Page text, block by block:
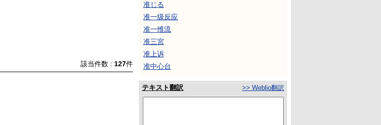
該当件数 : 127件
准じる
准一级反应
准一维流
准三宮
准上诉
准中心台
テキスト翻訳 >> Weblio翻訳